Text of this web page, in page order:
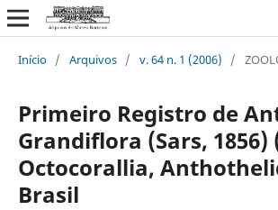
Início / Arquivos / v. 64 n. 1 (2006) /
Primeiro Registro de
Grandiflora (Sars, 1856)
Octocorallia,
Brasil